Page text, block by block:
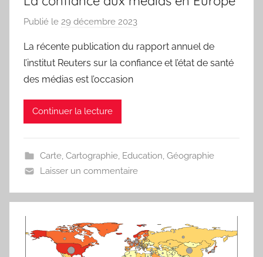
Publié le 29 décembre 2023
r
j
e
a
La récente publication du rapport annuel de
l’institut Reuters sur la confiance et l’état de santé
des médias est l’occasion
Continuer la lecture
Carte, Cartographie, Education Géographie
Laisser un commentaire